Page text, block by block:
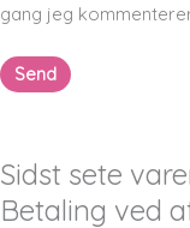
gang jeg
Sidst sete
Betaling ved